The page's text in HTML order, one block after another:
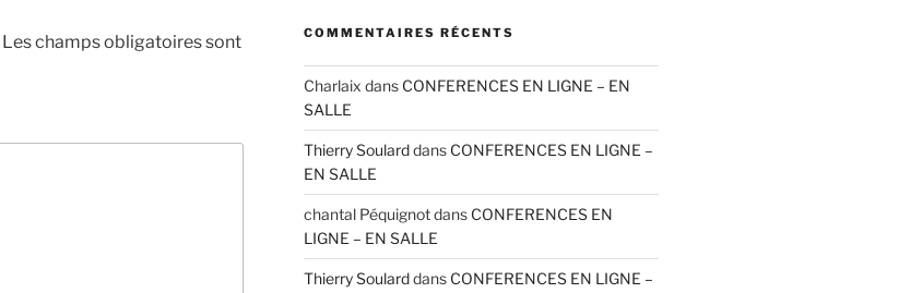
Les champs obligatoires sont
COMMENTAIRES RÉCENTS
Charlaix dans CONFERENCES EN LIGNE – EN
SALLE
Thierry Soularddans CONFERENCES EN LIGNE –
EN SALLE
chantal Péquignotdans CONFERENCES EN
LIGNE – EN SALLE
Thierry Soularddans CONFERENCES EN LIGNE –